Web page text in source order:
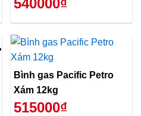
Bình gas Pacific Petro
Xám 12kg
515000₫